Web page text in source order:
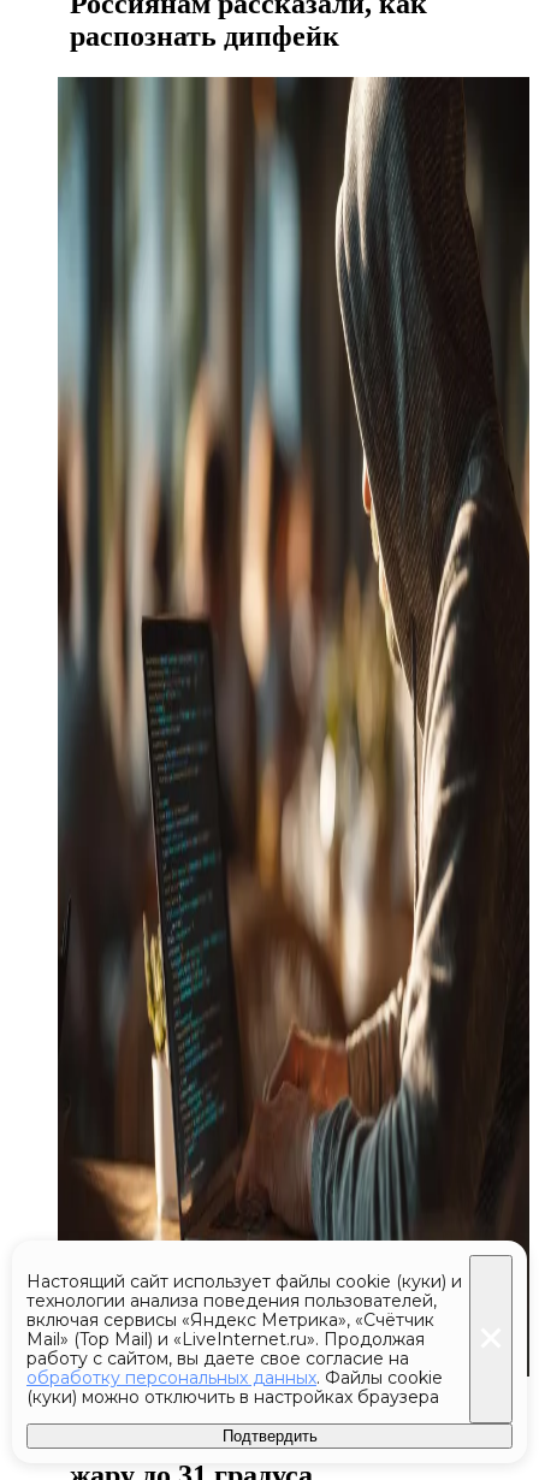
распознать дипфейк
Сегодня 07:38
Москвичам в четверг пообещали
Настоящий сайт использует файлы cookie (куки) и
технологии анализа поведения пользователей,
включая сервисы «Яндекс Метрика», «Счётчик
Mail» (Top Mail) и «LiveInternet.ru». Продолжая
работу с сайтом, вы даете свое согласие на
обработку персональных данных. Файлы cookie
(куки) можно отключить в настройках браузера
Подтвердить